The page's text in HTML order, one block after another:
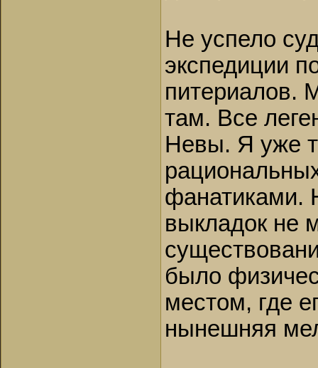
Не успело
экспедиции
питериалов.
там. Все
Невы. Я уже
фанатиками.
выкладок не
было
местом, где
нынешняя